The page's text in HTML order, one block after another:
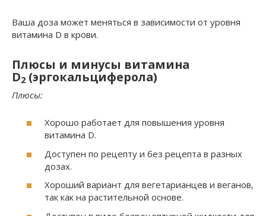
Ваша доза может меняться в зависимости от уровня
витамина D в крови.
Плюсы и минусы витамина
D2 (эргокальциферола)
Плюсы:
Хорошо работает для повышения уровня
витамина D.
Доступен по рецепту и без рецепта в разных
дозах.
Хороший вариант для вегетарианцев и веганов,
так как на растительной основе.